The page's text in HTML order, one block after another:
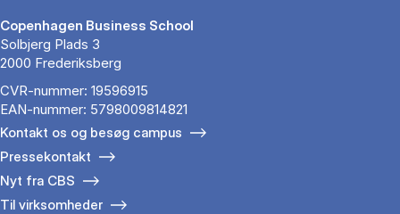
Copenhagen Business School
Solbjerg Plads 3
2000 Frederiksberg
CVR-nummer: 19596915
EAN-nummer: 5798009814821
Kontakt os og besøg campus
Pressekontakt
Nyt fra CBS
Til virksomheder